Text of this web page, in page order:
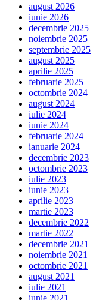
august 2026
iunie 2026
decembrie 2025
noiembrie 2025
septembrie 2025
august 2025
aprilie 2025
februarie 2025
octombrie 2024
august 2024
iulie 2024
iunie 2024
februarie 2024
ianuarie 2024
decembrie 2023
octombrie 2023
iulie 2023
iunie 2023
aprilie 2023
martie 2023
decembrie 2022
martie 2022
decembrie 2021
noiembrie 2021
octombrie 2021
august 2021
iulie 2021
iunie 2021